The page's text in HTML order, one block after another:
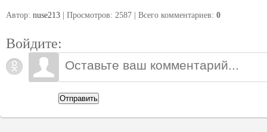
Автор: nuse213 | Просмотров: 2587 | Всего комментариев: 0
Войдите:
Отправить